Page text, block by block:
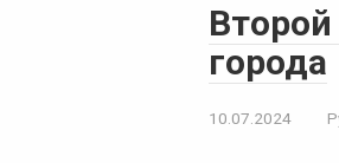
города
10.07.2024